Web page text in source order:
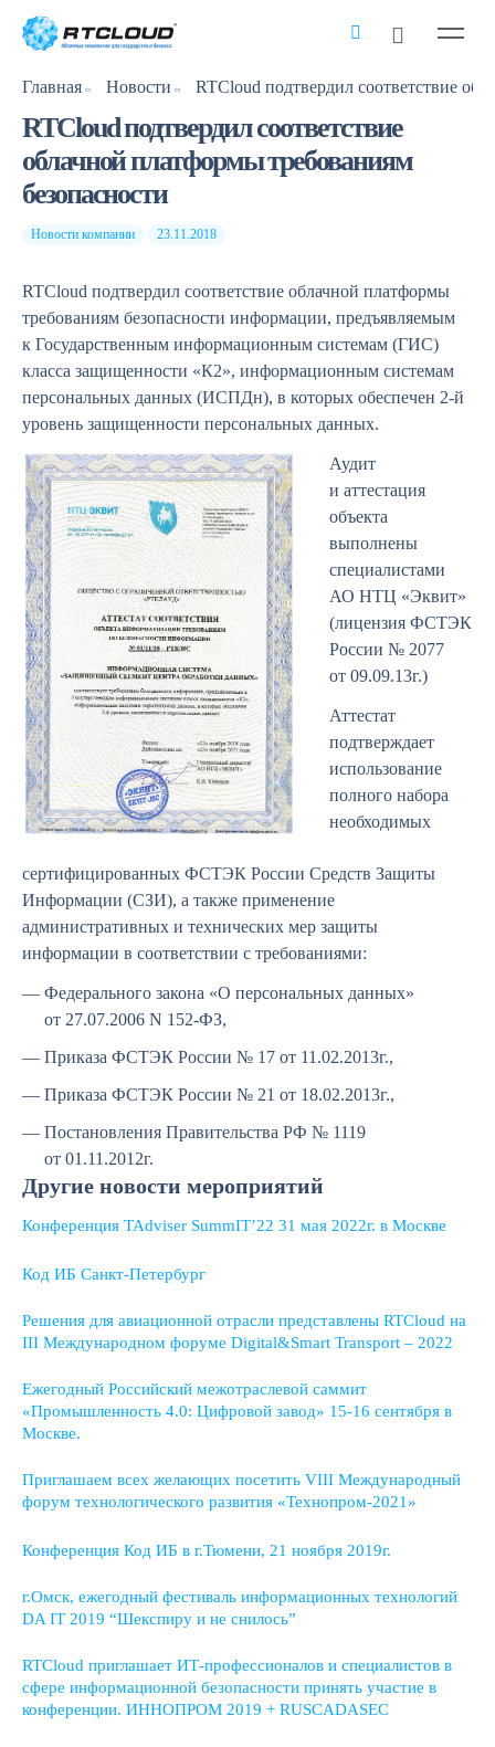
Главная Новости
RTCloud подтвердил соответствие
облачной платформы требованиям
безопасности
Новости компании 23.11.2018
RTCloud подтвердил соответствие облачной платформы
требованиям безопасности информации, предъявляемым
к Государственным информационным системам (ГИС)
класса защищенности «К2», информационным системам
персональных данных (ИСПДн), в которых обеспечен 2-й
уровень защищенности персональных данных.
Аудит
и аттестация
объекта
выполнены
специалистами
АО НТЦ «Эквит»
(лицензия ФСТЭК
России № 2077
от 09.09.13г.)
Аттестат
подтверждает
использование
полного набора
необходимых
сертифицированных ФСТЭК России Средств Защиты
Информации (СЗИ), а также применение
административных и технических мер защиты
информации в соответствии с требованиями:
Федерального закона «О персональных данных»
от 27.07.2006 N 152-ФЗ,
Приказа ФСТЭК России № 17 от 11.02.2013г.,
Приказа ФСТЭК России № 21 от 18.02.2013г.,
Постановления Правительства РФ № 1119
от 01.11.2012г.
Другие новости мероприятий
Конференция TAdviser SummIT’22 31 мая 2022г. в Москве
Код ИБ Санкт-Петербург
Решения для авиационной отрасли представлены RTCloud на
III Международном форуме Digital&Smart Transport – 2022
Ежегодный Российский межотраслевой саммит
«Промышленность 4.0: Цифровой завод» 15-16 сентября в
Москве.
Приглашаем всех желающих посетить VIII Международный
форум технологического развития «Технопром-2021»
Конференция Код ИБ в г.Тюмени, 21 ноября 2019г.
г.Омск, ежегодный фестиваль информационных технологий
DA IT 2019 “Шекспиру и не снилось”
RTCloud приглашает ИТ-профессионалов и специалистов в
сфере информационной безопасности принять участие в
конференции. ИННОПРОМ 2019 + RUSCADASEC